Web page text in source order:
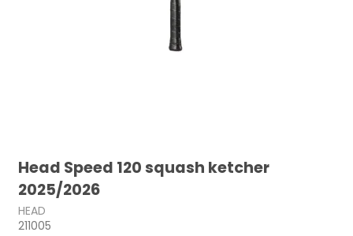
Head Speed 120 squash ketcher
2025/2026
HEAD
211005